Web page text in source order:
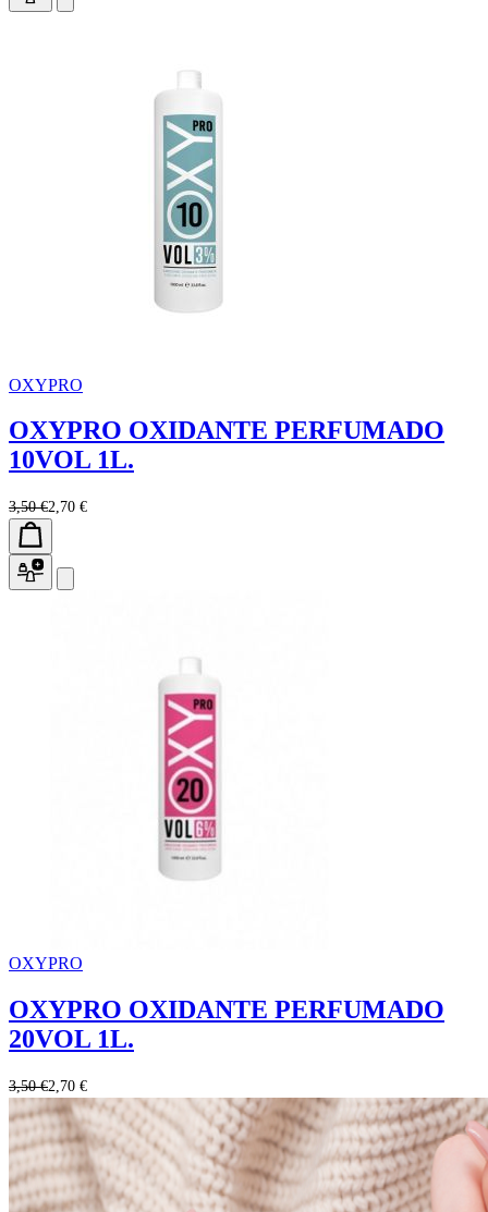
OXYPRO
OXYPRO OXIDANTE PERFUMADO
10VOL 1L.
3,50 €2,70 €
OXYPRO
OXYPRO OXIDANTE PERFUMADO
20VOL 1L.
3,50 €2,70 €